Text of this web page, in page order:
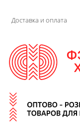
Доставка и оплата